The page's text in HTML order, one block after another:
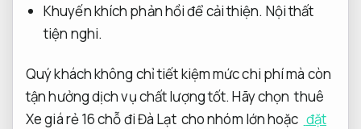
Khuyến khích phản hồi để cải thiện. Nội thất
tiện nghi.
Quý khách không chỉ tiết kiệm mức chi phí mà còn
tận hưởng dịch vụ chất lượng tốt. Hãy chọn thuê
Xe giá rẻ 16 chỗ đi Đà Lạt cho nhóm lớn hoặc đặt